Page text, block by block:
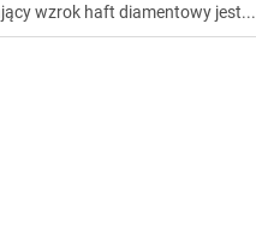
wzrok haft diamentowy jest...